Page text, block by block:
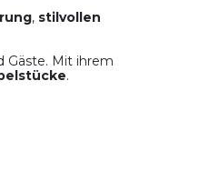
, stilvollen
Gäste. Mit ihrem
.